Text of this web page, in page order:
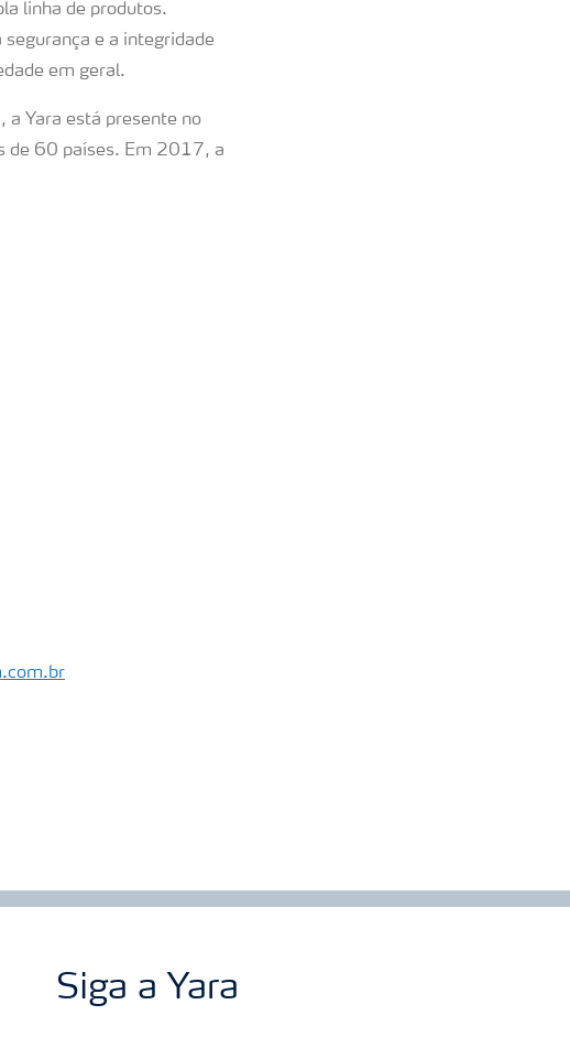
linha de produtos.
e a integridade
em geral.
a Yara está presente no
de 60 países. Em 2017, a
Siga a Yara